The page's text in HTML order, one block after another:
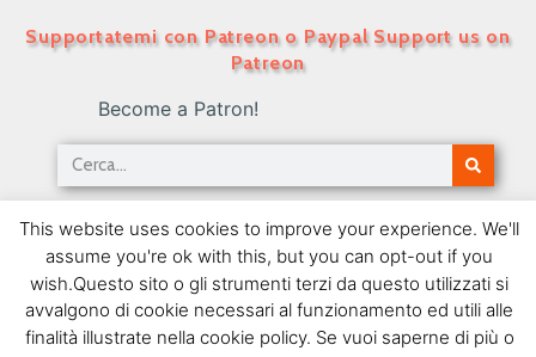
Supportatemi con Patreon o Paypal Support us on
Patreon
Become a Patron!
Tango Podcast in Italiano – Numero 484 – Il
tango e le istituzioni a inizio ‘900 IV
02/03/2020
SEGUIMI SU FACEBOOK
This website uses cookies to improve your experience. We'll
assume you're ok with this, but you can opt-out if you
wish.Questo sito o gli strumenti terzi da questo utilizzati si
avvalgono di cookie necessari al funzionamento ed utili alle
finalità illustrate nella cookie policy. Se vuoi saperne di più o